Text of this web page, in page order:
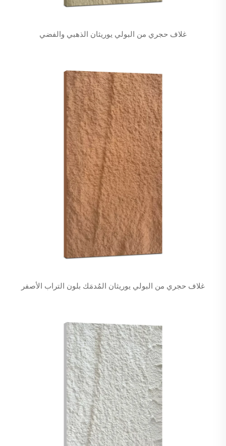
غلاف حجري من البولي يوريثان الذهبي والفضي
غلاف حجري من البولي يوريثان المُدمَك بلون التراب الأصفر